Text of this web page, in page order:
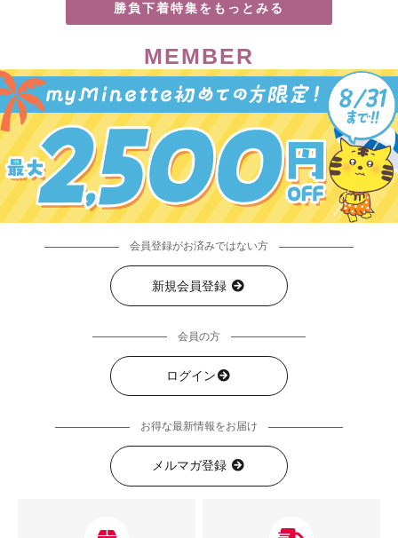
勝負下着特集をもっとみる
MEMBER
会員登録がお済みではない方
新規会員登録
会員の方
ログイン
お得な最新情報をお届け
メルマガ登録